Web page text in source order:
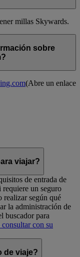
millas Skywards.
sobre
(Abre un enlace
viajar?
de entrada de
requiere un seguro
realizar según qué
la administración de
buscador para
consultar con su
de viaje?